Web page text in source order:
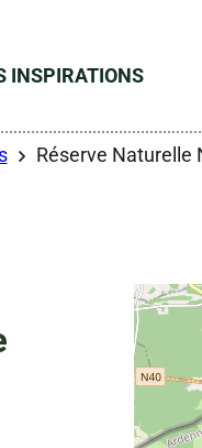
INSPIRATIONS
Réserve Naturelle